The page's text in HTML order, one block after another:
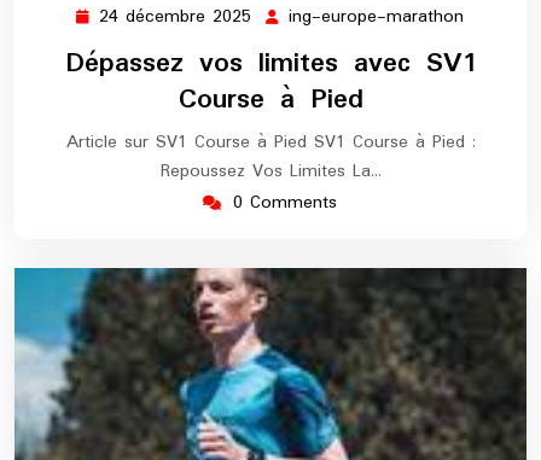
24 décembre 2025 24
décembre
2025
ing-europe-marathon
europe-
marathon
Dépassez vos limites avec SV1
Course à Pied
Article sur SV1 Course à Pied SV1 Course à Pied :
Repoussez Vos Limites La…
0 Comments